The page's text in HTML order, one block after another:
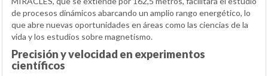
de procesos dinámicos abarcando un amplio rango energético, lo
que abre nuevas oportunidades en áreas como las ciencias de la
vida y los estudios sobre magnetismo.
Precisión y velocidad en experimentos
científicos